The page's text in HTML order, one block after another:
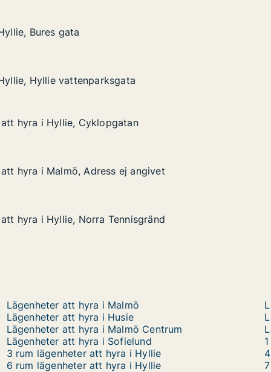
gataBures gata
Bures gata
vattenparksgata
Hyllie vattenparksgata
Hyllie vattenparksgata
Cyklopgatan
hyra i Hyllie, Cyklopgatan
hyra i Hyllie, Cyklopgatan
Adress ej angivet
hyra i Malmö, Adress ej angivet
hyra i Malmö, Adress ej angivet
Norra Tennisgränd
hyra i Hyllie, Norra Tennisgränd
hyra i Hyllie, Norra Tennisgränd
Lägenheter att hyra i Malmö
Lägenheter att hyra i Husie
Lägenheter att hyra i Malmö Centrum
Lägenheter att hyra i Sofielund
3 rum lägenheter att hyra i Hyllie
6 rum lägenheter att hyra i Hyllie